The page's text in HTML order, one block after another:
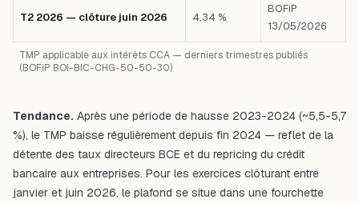
TMP applicable aux intérêts CCA — derniers trimestres publiés
(BOFiP BOI-BIC-CHG-50-50-30)
T2 2026 — clôture juin 2026 4,34 %
BOFiP
13/05/2026
Tendance. Après une période de hausse 2023-2024 (~5,5-5,7
%), le TMP baisse régulièrement depuis fin 2024 — reflet de la
détente des taux directeurs BCE et du repricing du crédit
bancaire aux entreprises. Pour les exercices clôturant entre
janvier et juin 2026, le plafond se situe dans une fourchette